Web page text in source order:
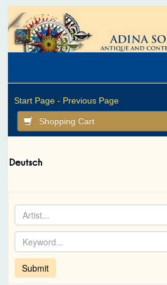
Start Page - Previous Page
Shopping Cart